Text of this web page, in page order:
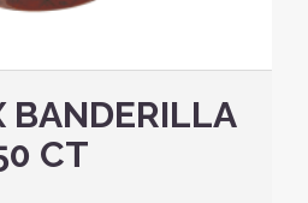
BANDERILLA
CT